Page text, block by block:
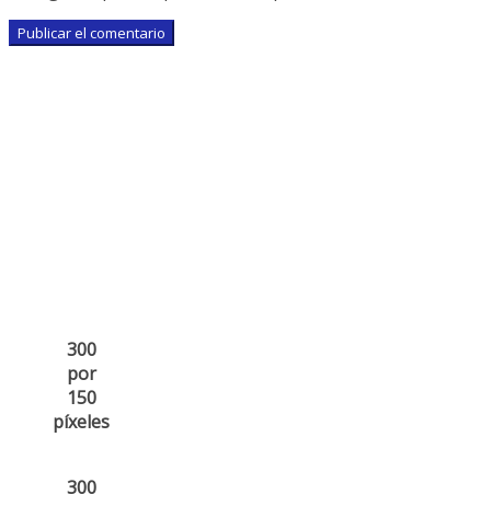
300
por
150
píxeles
300